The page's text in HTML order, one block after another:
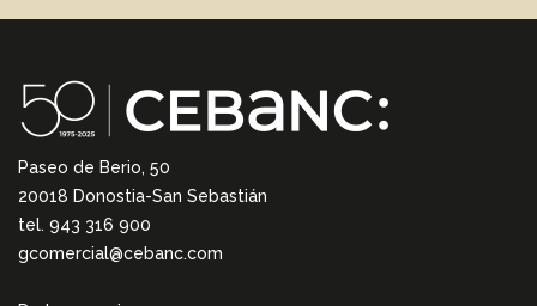
Paseo de Berio, 50
20018 Donostia-San Sebastián
tel. 943 316 900
gcomercial@cebanc.com